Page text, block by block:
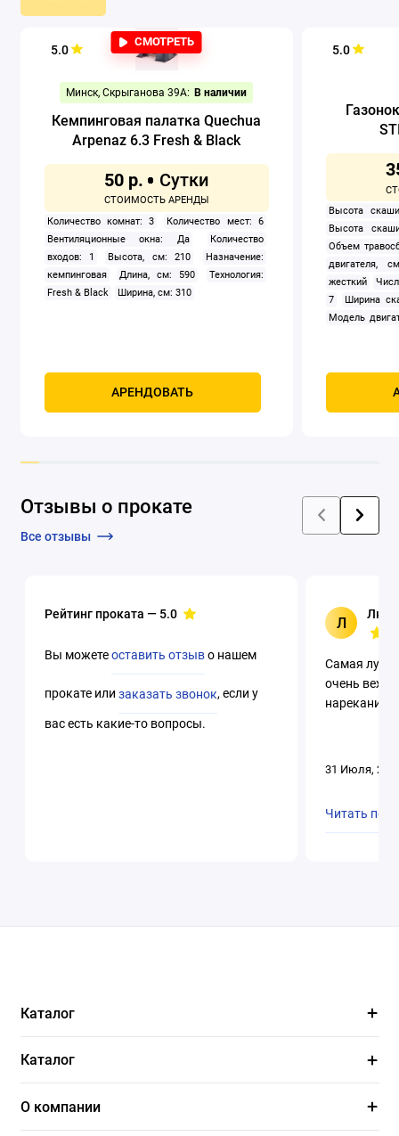
5.0
СМОТРЕТЬ
Минск, Скрыганова 39А: В наличии
Кемпинговая палатка Quechua
Arpenaz 6.3 Fresh & Black
50 р.
Количество комнат: 3
Количество мест: 6
Вентиляционные окна: Да
Количество
входов: 1
Высота, см: 210
Назначение:
кемпинговая
Длина, см: 590
Технология:
Fresh & Black
Ширина, см: 310
АРЕНДОВАТЬ
5.0
Высота
Высота
Объем
двигателя,
жесткий
7
Ширина
Модель
Отзывы о прокате
Все отзывы
Рейтинг проката — 5.0
Вы можетеоставить отзыво нашем
прокате илизаказать звонок, если у
вас есть какие-то вопросы.
Л
Самая
очень
нареканий.
31 Июля,
Читать
Каталог
Каталог
О компании